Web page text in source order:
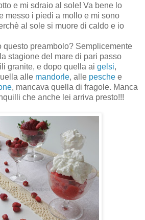
e mi sdraio al sole! Va bene lo
messo i piedi a mollo e mi sono
al sole si muore di caldo e io
questo preambolo? Semplicemente
stagione del mare di pari passo
granite, e dopo quella ai gelsi,
alle mandorle, alle pesche e
, mancava quella di fragole. Manca
che anche lei arriva presto!!!